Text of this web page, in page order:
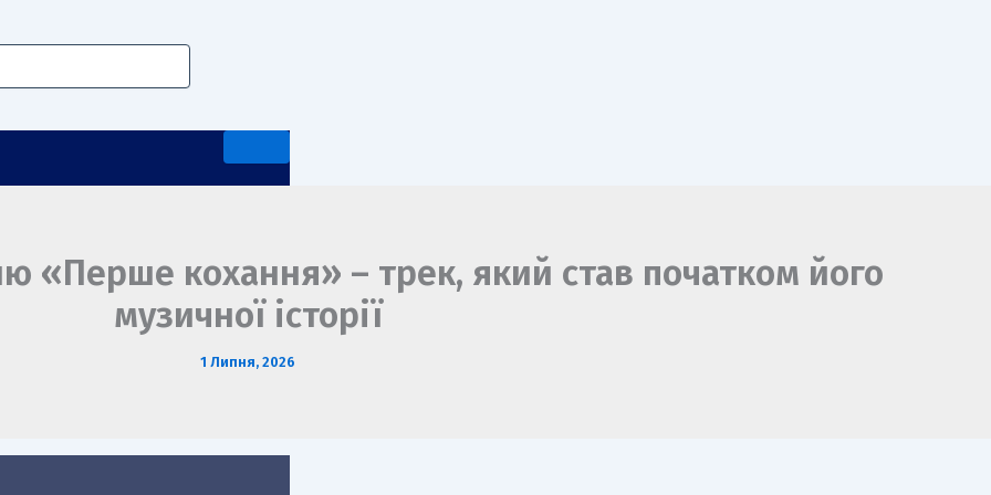
«Перше кохання» – трек, який став початком його
музичної історії
1 Липня, 2026